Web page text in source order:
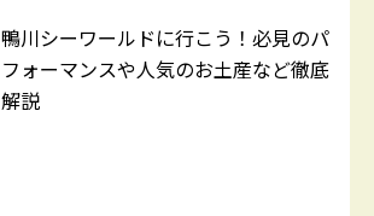
鴨川シーワールドに行こう！必見のパ
フォーマンスや人気のお土産など徹底
解説